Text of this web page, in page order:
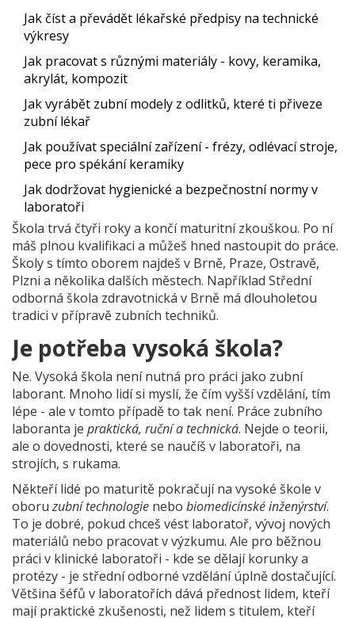
Jak číst a převádět lékařské předpisy na technické
výkresy
Jak pracovat s různými materiály - kovy, keramika,
akrylát, kompozit
Jak vyrábět zubní modely z odlitků, které ti přiveze
zubní lékař
Jak používat speciální zařízení - frézy, odlévací stroje,
pece pro spékání keramiky
Jak dodržovat hygienické a bezpečnostní normy v
laboratoři
Škola trvá čtyři roky a končí maturitní zkouškou. Po ní
máš plnou kvalifikaci a můžeš hned nastoupit do práce.
Školy s tímto oborem najdeš v Brně, Praze, Ostravě,
Plzni a několika dalších městech. Například Střední
odborná škola zdravotnická v Brně má dlouholetou
tradici v přípravě zubních techniků.
Je potřeba vysoká škola?
Ne. Vysoká škola není nutná pro práci jako zubní
laborant. Mnoho lidí si myslí, že čím vyšší vzdělání, tím
lépe - ale v tomto případě to tak není. Práce zubního
laboranta je praktická, ruční a technická. Nejde o teorii,
ale o dovednosti, které se naučíš v laboratoři, na
strojích, s rukama.
Někteří lidé po maturitě pokračují na vysoké škole v
oboruzubní technologie nebo biomedicínské inženýrství.
To je dobré, pokud chceš vést laboratoř, vývoj nových
materiálů nebo pracovat v výzkumu. Ale pro běžnou
práci v klinické laboratoři - kde se dělají korunky a
protézy - je střední odborné vzdělání úplně dostačující.
Většina šéfů v laboratořích dává přednost lidem, kteří
mají praktické zkušenosti, než lidem s titulem, kteří